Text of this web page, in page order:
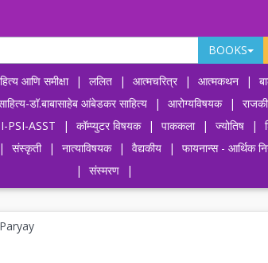
BOOKS
आणि समीक्षा | ललित | आत्मचरित्र | आत्मकथन |
डॉ.बाबासाहेब आंबेडकर साहित्य | आरोग्यविषयक |
PSI-ASST | कॉम्प्युटर विषयक | पाककला | ज्योतिष |
| संस्कृती | नात्याविषयक | वैद्यकीय | फायनान्स - आर्थिक
|
संस्मरण |